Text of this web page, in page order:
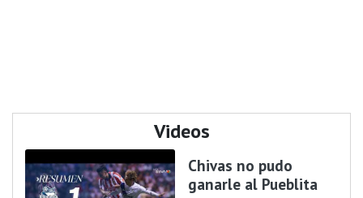
Videos
Chivas no pudo
ganarle al Pueblita